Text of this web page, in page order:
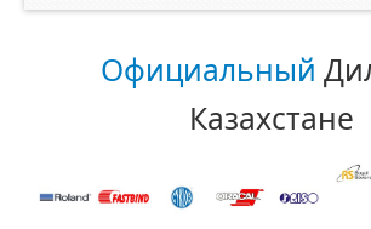
Официальный
Казахстане